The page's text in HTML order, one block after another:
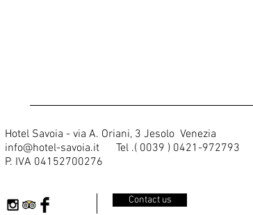
Hotel Savoia - via A. Oriani, 3 Jesolo Venezia
info@hotel-savoia.it Tel .( 0039 ) 0421-972793
P. IVA 04152700276
Contact us